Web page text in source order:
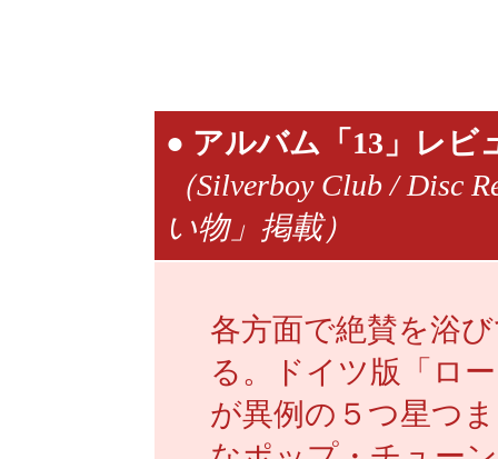
● アルバム「13」レビ
（Silverboy Club / Disc
い物」掲載）
各方面で絶賛を浴
る。ドイツ版「ロ
が異例の５つ星つ